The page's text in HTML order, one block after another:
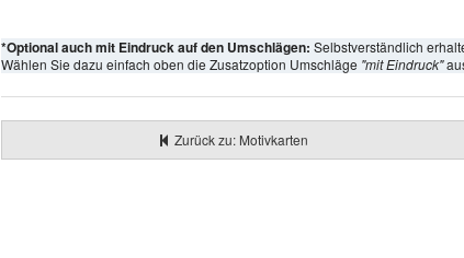
*Optional auch mit Eindruck auf den Umschlägen: Selbstverständlich
Wählen Sie dazu einfach oben die Zusatzoption Umschläge "mit Eindruck"
Zurück zu: Motivkarten